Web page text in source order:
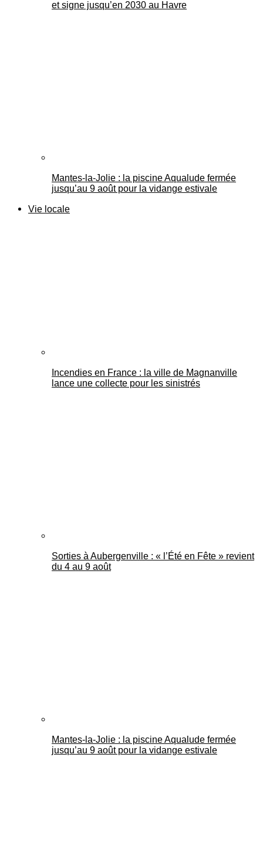
et signe jusqu’en 2030 au Havre
Mantes-la-Jolie : la piscine Aqualude fermée
jusqu’au 9 août pour la vidange estivale
Vie locale
Incendies en France : la ville de Magnanville
lance une collecte pour les sinistrés
Sorties à Aubergenville : « l’Été en Fête » revient
du 4 au 9 août
Mantes-la-Jolie : la piscine Aqualude fermée
jusqu’au 9 août pour la vidange estivale